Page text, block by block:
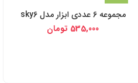
مجموعه 6 عددی ابزار مدل sky6
535,000 تومان